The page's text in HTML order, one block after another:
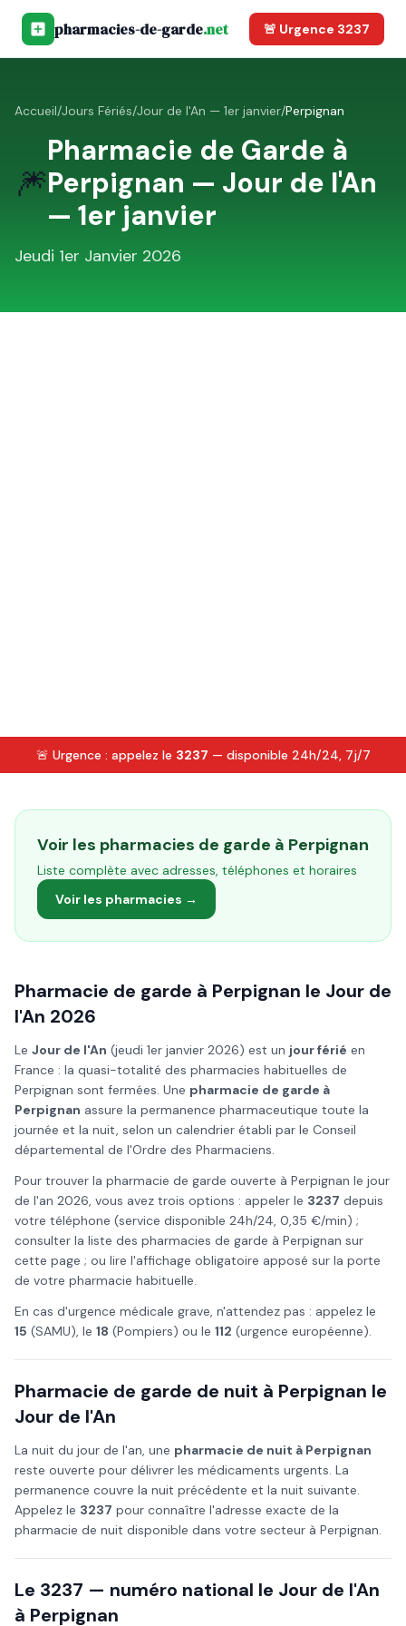
pharmacies-de-garde.net 🚨 Urgence 3237
Accueil/Jours Fériés/Jour de l'An — 1er janvier/Perpignan
🎆
Pharmacie de Garde à
Perpignan — Jour de l'An
— 1er janvier
Jeudi 1er Janvier 2026
🚨 Urgence : appelez le 3237 — disponible 24h/24, 7j/7
Voir les pharmacies de garde à Perpignan
Liste complète avec adresses, téléphones et horaires
Voir les pharmacies →
Pharmacie de garde à Perpignan le Jour de
l'An 2026
Le Jour de l'An (jeudi 1er janvier 2026) est un jour férié en
France : la quasi-totalité des pharmacies habituelles de
Perpignan sont fermées. Une pharmacie de garde à
Perpignan assure la permanence pharmaceutique toute la
journée et la nuit, selon un calendrier établi par le Conseil
départemental de l'Ordre des Pharmaciens.
Pour trouver la pharmacie de garde ouverte à Perpignan le jour
de l'an 2026, vous avez trois options : appeler le 3237 depuis
votre téléphone (service disponible 24h/24, 0,35 €/min) ;
consulter la liste des pharmacies de garde à Perpignan sur
cette page ; ou lire l'affichage obligatoire apposé sur la porte
de votre pharmacie habituelle.
En cas d'urgence médicale grave, n'attendez pas : appelez le
15 (SAMU), le 18 (Pompiers) ou le 112 (urgence européenne).
Pharmacie de garde de nuit à Perpignan le
Jour de l'An
La nuit du jour de l'an, une pharmacie de nuit à Perpignan
reste ouverte pour délivrer les médicaments urgents. La
permanence couvre la nuit précédente et la nuit suivante.
Appelez le 3237 pour connaître l'adresse exacte de la
pharmacie de nuit disponible dans votre secteur à Perpignan.
Le 3237 — numéro national le Jour de l'An
à Perpignan